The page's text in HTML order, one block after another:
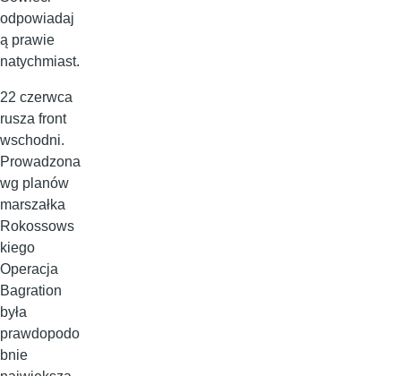
odpowiadaj
ą prawie
natychmiast.
22 czerwca
rusza front
wschodni.
Prowadzona
wg planów
marszałka
Rokossows
kiego
Operacja
Bagration
była
prawdopodo
bnie